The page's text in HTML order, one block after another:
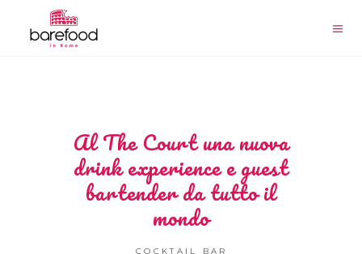
Al The Court una nuova
drink experience e guest
bartender da tutto il
mondo
COCKTAIL BAR